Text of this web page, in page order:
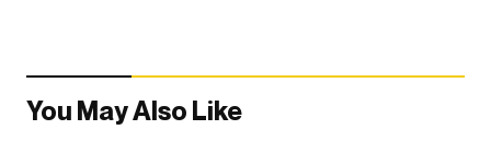
You May Also Like